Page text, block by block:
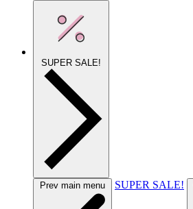
SUPER SALE!
Prev main menu SUPER SALE!